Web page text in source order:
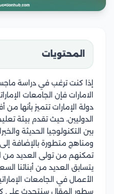
المحتويات
إذا كنت ترغب في دراسة
الامارات فإن الجامعات
دولة الإمارات تتميز بأنها
الدوليين، حيث تقدم بيئة
بين التكنولوجيا الحديثة
ومناهج متطورة بالإضافة
تمكنهم من تولى العديد من
يتسابق العديد من أبنائنا
الأعمال في الجامعات
سطور المقال سنتحدث على